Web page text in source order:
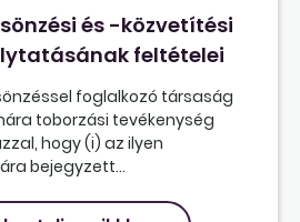
és -közvetítési
feltételei
foglalkozó társaság
toborzási tevékenység
hogy (i) az ilyen
bejegyzett...